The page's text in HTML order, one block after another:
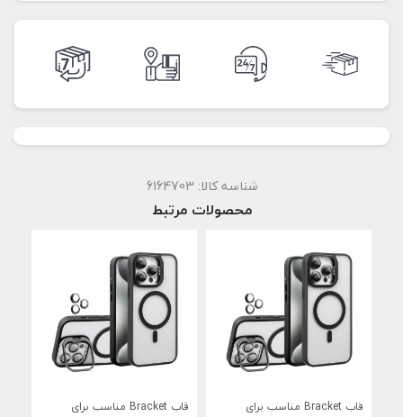
شناسه کالا: 6164703
محصولات مرتبط
قاب Bracket مناسب برای
قاب Bracket مناسب برای